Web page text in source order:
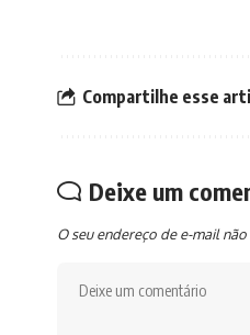
Compartilhe esse
Deixe um
O seu endereço de e-mail